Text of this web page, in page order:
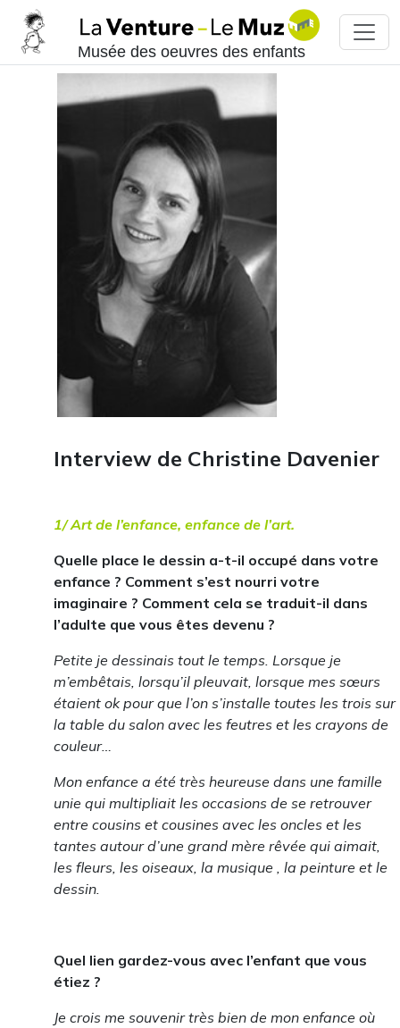
Musée des oeuvres des enfants
Interview de Christine Davenier
1/ Art de l’enfance, enfance de l’art.
Quelle place le dessin a-t-il occupé dans votre
enfance ? Comment s’est nourri votre
imaginaire ? Comment cela se traduit-il dans
l’adulte que vous êtes devenu ?
Petite je dessinais tout le temps. Lorsque je
m’embêtais, lorsqu’il pleuvait, lorsque mes sœurs
étaient ok pour que l’on s’installe toutes les trois sur
la table du salon avec les feutres et les crayons de
couleur…
Mon enfance a été très heureuse dans une famille
unie qui multipliait les occasions de se retrouver
entre cousins et cousines avec les oncles et les
tantes autour d’une grand mère rêvée qui aimait,
les fleurs, les oiseaux, la musique , la peinture et le
dessin.
Quel lien gardez-vous avec l’enfant que vous
étiez ?
Je crois me souvenir très bien de mon enfance où